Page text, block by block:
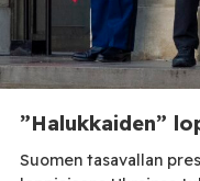
”Halukkaiden”
Suomen tasavallan